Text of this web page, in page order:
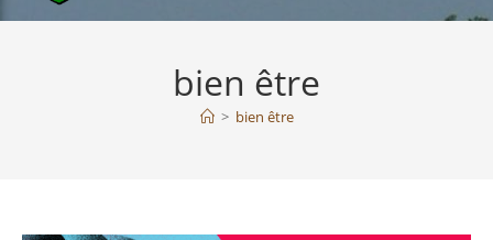
bien être
> bien être